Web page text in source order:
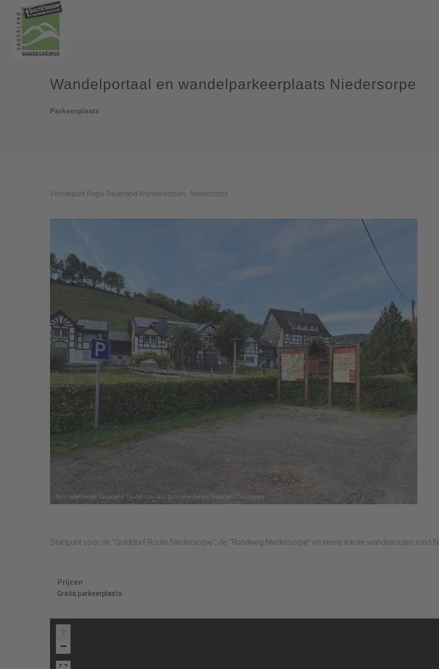
Wandelportaal en wandelparkeerplaats Niedersorpe
Parkeerplaats
Vertrekpunt Regio Sauerland-Wanderdorpen - Niedersorpe
Startpunt voor de "Golddorf-Route Niedersorpe", de "Rundweg Niedersorpe" en kleine lokale wandelroutes rond
Prijzen
Gratis parkeerplaats.
−